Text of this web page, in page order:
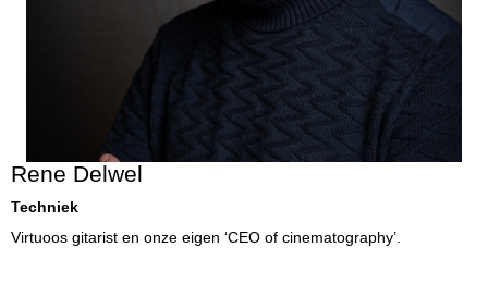
Rene Delwel
Techniek
Virtuoos gitarist en onze eigen ‘CEO of cinematography’.